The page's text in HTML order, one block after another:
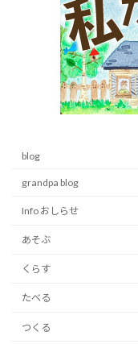
blog
grandpa blog
Info おしらせ
あそぶ
くらす
たべる
つくる